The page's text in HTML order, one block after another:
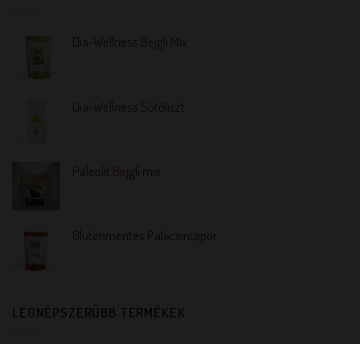
Dia-Wellness Bejgli Mix
Dia-Wellness Sütőliszt
Paleolit Bejgli mix
Gluténmentes Palacsintapor
LEGNÉPSZERŰBB TERMÉKEK